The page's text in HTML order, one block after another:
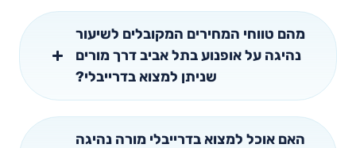
מהם טווחי המחירים המקובלים לשיעור
נהיגה על אופנוע בתל אביב דרך מורים
שניתן למצוא בדרייבלי?
האם אוכל למצוא בדרייבלי מורה נהיגה